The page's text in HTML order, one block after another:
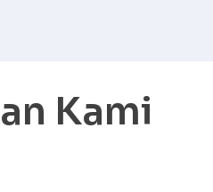
Kami